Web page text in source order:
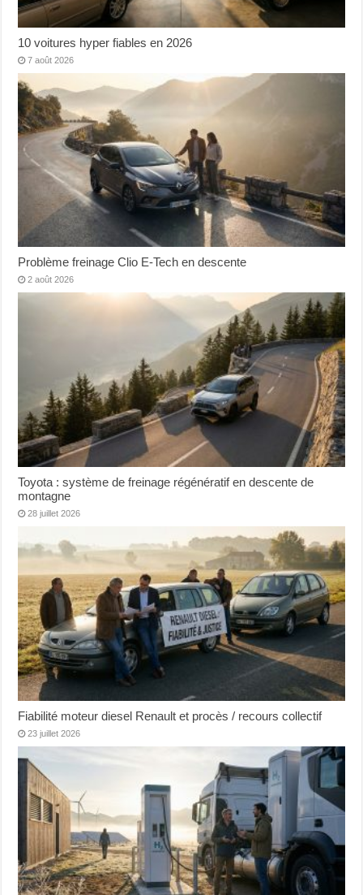
10 voitures hyper fiables en 2026
7 août 2026
Problème freinage Clio E-Tech en descente
2 août 2026
Toyota : système de freinage régénératif en descente de
montagne
28 juillet 2026
Fiabilité moteur diesel Renault et procès / recours collectif
23 juillet 2026